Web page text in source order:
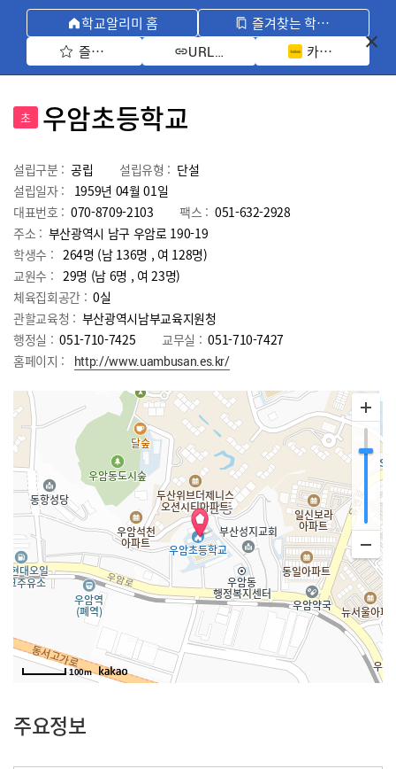
학교알리미 홈
즐겨찾는 학교 모아보기
즐겨찾기 선택
URL 복사 카카오톡 공유
초 우암초등학교
설립구분 : 공립 설립유형 : 단설
설립일자 :
1959년 04월 01일
대표번호 : 070-8709-2103 팩스 : 051-632-2928
주소 : 부산광역시 남구 우암로 190-19
학생수 : 264명 (남 136명 , 여 128명)
교원수 : 29명 (남 6명 , 여23명)
체육집회공간 : 0실
관할교육청 : 부산광역시남부교육지원청
행정실 : 051-710-7425 교무실 : 051-710-7427
홈페이지 :
http://www.uambusan.es.kr/
100m
주요정보